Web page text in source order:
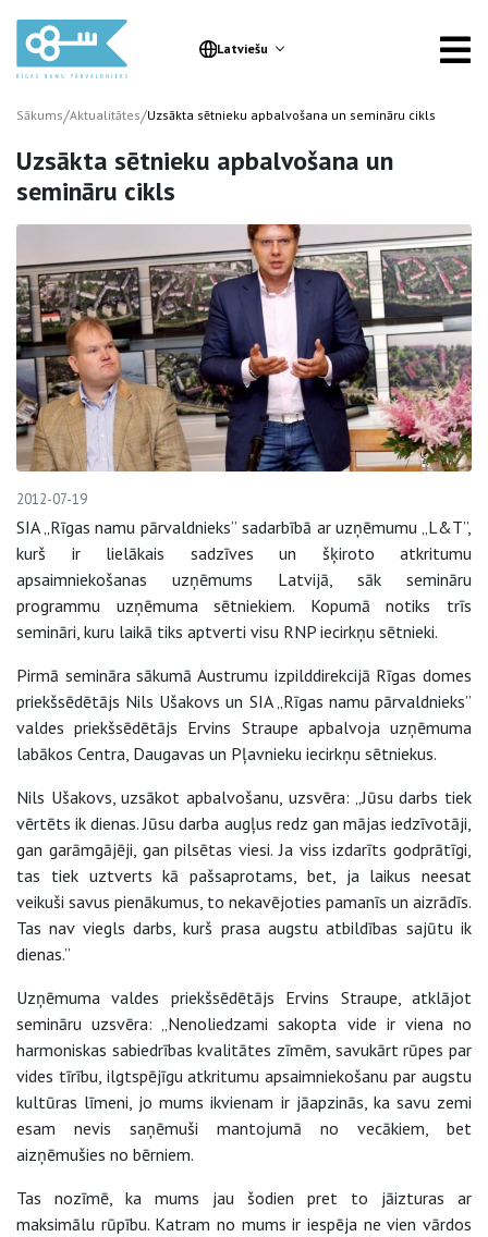
Latviešu
Sākums/Aktualitātes/Uzsākta sētnieku apbalvošana un semināru cikls
Uzsākta sētnieku apbalvošana un
semināru cikls
2012-07-19
SIA „Rīgas namu pārvaldnieks” sadarbībā ar uzņēmumu „L&T”,
kurš ir lielākais sadzīves un šķiroto atkritumu
apsaimniekošanas uzņēmums Latvijā, sāk semināru
programmu uzņēmuma sētniekiem. Kopumā notiks trīs
semināri, kuru laikā tiks aptverti visu RNP iecirkņu sētnieki.
Pirmā semināra sākumā Austrumu izpilddirekcijā Rīgas domes
priekšsēdētājs Nils Ušakovs un SIA „Rīgas namu pārvaldnieks”
valdes priekšsēdētājs Ervins Straupe apbalvoja uzņēmuma
labākos Centra, Daugavas un Pļavnieku iecirkņu sētniekus.
Nils Ušakovs, uzsākot apbalvošanu, uzsvēra: „Jūsu darbs tiek
vērtēts ik dienas. Jūsu darba augļus redz gan mājas iedzīvotāji,
gan garāmgājēji, gan pilsētas viesi. Ja viss izdarīts godprātīgi,
tas tiek uztverts kā pašsaprotams, bet, ja laikus neesat
veikuši savus pienākumus, to nekavējoties pamanīs un aizrādīs.
Tas nav viegls darbs, kurš prasa augstu atbildības sajūtu ik
dienas.”
Uzņēmuma valdes priekšsēdētājs Ervins Straupe, atklājot
semināru uzsvēra: „Nenoliedzami sakopta vide ir viena no
harmoniskas sabiedrības kvalitātes zīmēm, savukārt rūpes par
vides tīrību, ilgtspējīgu atkritumu apsaimniekošanu par augstu
kultūras līmeni, jo mums ikvienam ir jāapzinās, ka savu zemi
esam nevis saņēmuši mantojumā no vecākiem, bet
aizņēmušies no bērniem.
Tas nozīmē, ka mums jau šodien pret to jāizturas ar
maksimālu rūpību. Katram no mums ir iespēja ne vien vārdos